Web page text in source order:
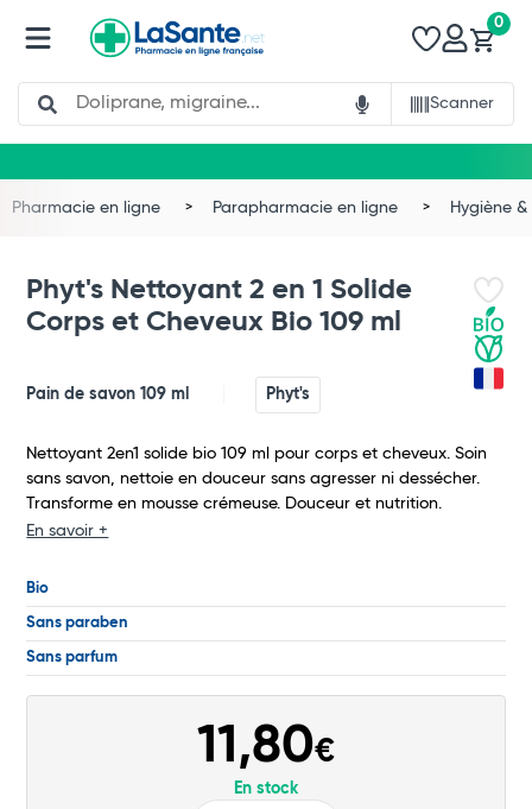
Search
Scanner
0
Total
Pharmacie en ligne Parapharmacie en ligne Hygiène
Phyt's Nettoyant 2 en 1 Solide
Corps et Cheveux Bio 109 ml
Pain de savon 109 ml Phyt's
Nettoyant 2en1 solide bio 109 ml pour corps et cheveux. Soin
sans savon, nettoie en douceur sans agresser ni dessécher.
Transforme en mousse crémeuse. Douceur et nutrition.
En savoir +
Bio
Sans paraben
Sans parfum
11,80€
En stock